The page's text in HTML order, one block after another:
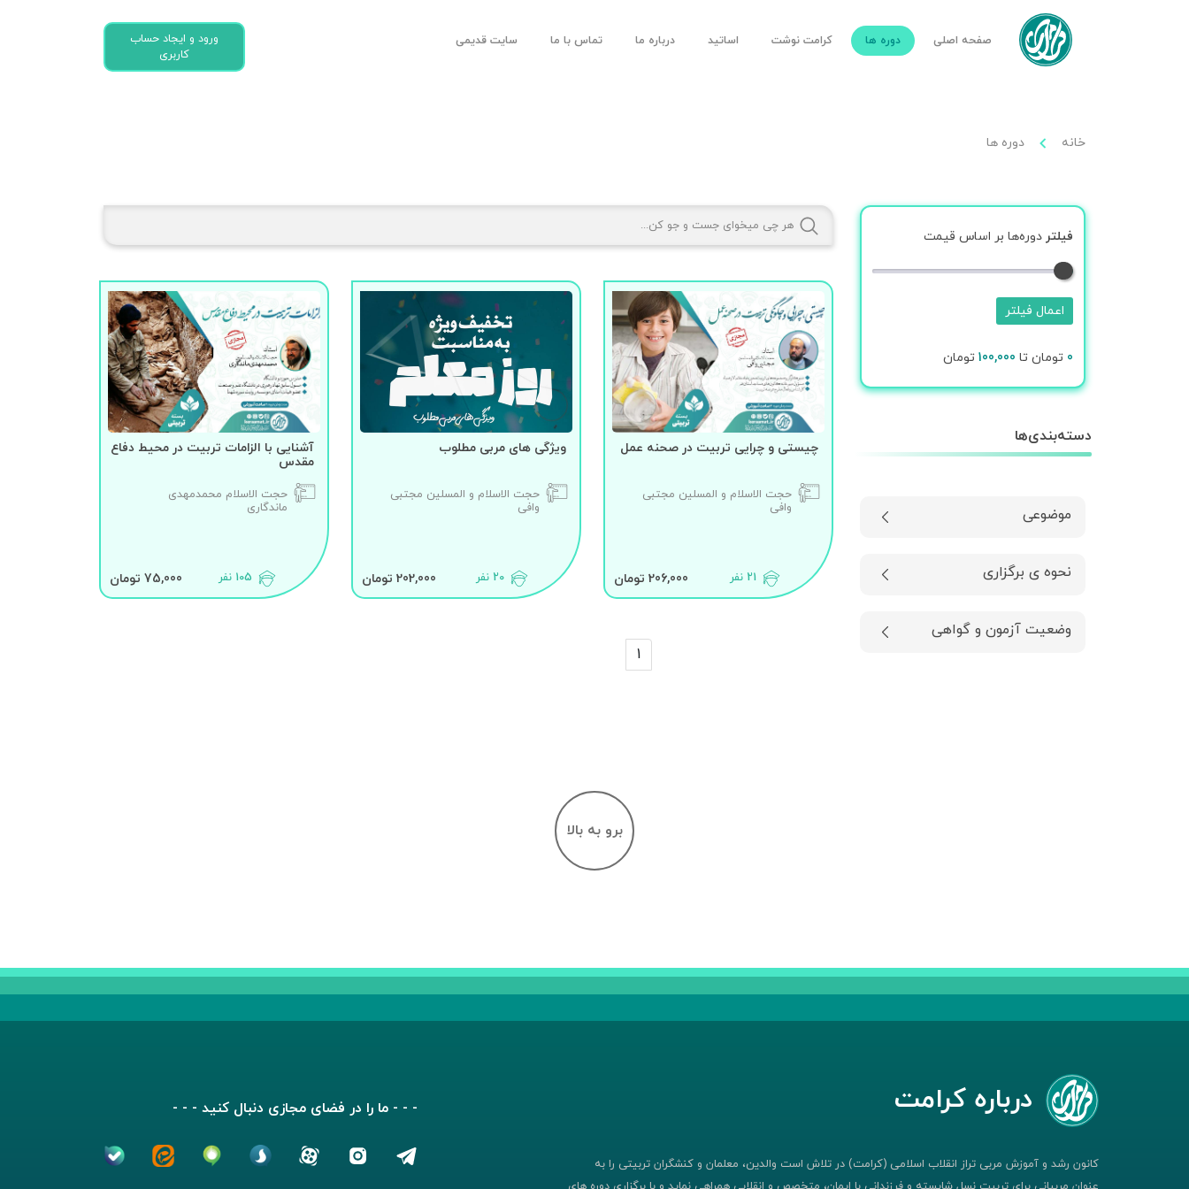
صفحه اصلی دوره ها کرامت نوشت اساتید درباره ما تماس با ما سایت قدیمی
ورود و ایجاد حساب
کاربری
خانه دوره ها
فیلتر دوره‌ها بر اساس قیمت
اعمال فیلتر
0 تومان تا 100,000 تومان
دسته‌بندی‌ها
موضوعی
نحوه ی برگزاری
وضعیت آزمون و گواهی
چیستی و چرایی تربیت در صحنه عمل
حجت الاسلام و المسلین مجتبی
وافی
206,000 تومان 21 نفر
ویژگی های مربی مطلوب
حجت الاسلام و المسلین مجتبی
وافی
202,000 تومان 20 نفر
آشنایی با الزامات تربیت در محیط دفاع
مقدس
حجت الاسلام محمدمهدی
ماندگاری
75,000 تومان 105 نفر
1
برو به بالا
درباره کرامت
کانون رشد و آموزش مربی تراز انقلاب اسلامی (کرامت) در تلاش است والدین، معلمان و کنشگران تربیتی را به
- - - ما را در فضای مجازی دنبال کنید - - -